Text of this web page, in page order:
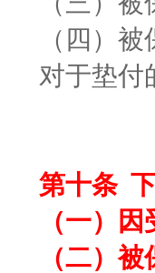
（四）
对于垫付
第十条
（一）
（二）